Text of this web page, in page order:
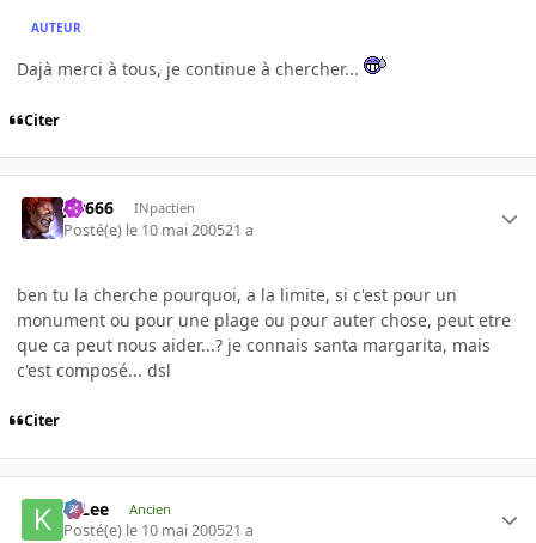
AUTEUR
Dajà merci à tous, je continue à chercher...
Citer
jer666 INpactien
Posté(e) le 10 mai 200521 a
ben tu la cherche pourquoi, a la limite, si c'est pour un
monument ou pour une plage ou pour auter chose, peut etre
que ca peut nous aider...? je connais santa margarita, mais
c'est composé... dsl
Citer
K-Lee Ancien
Posté(e) le 10 mai 200521 a